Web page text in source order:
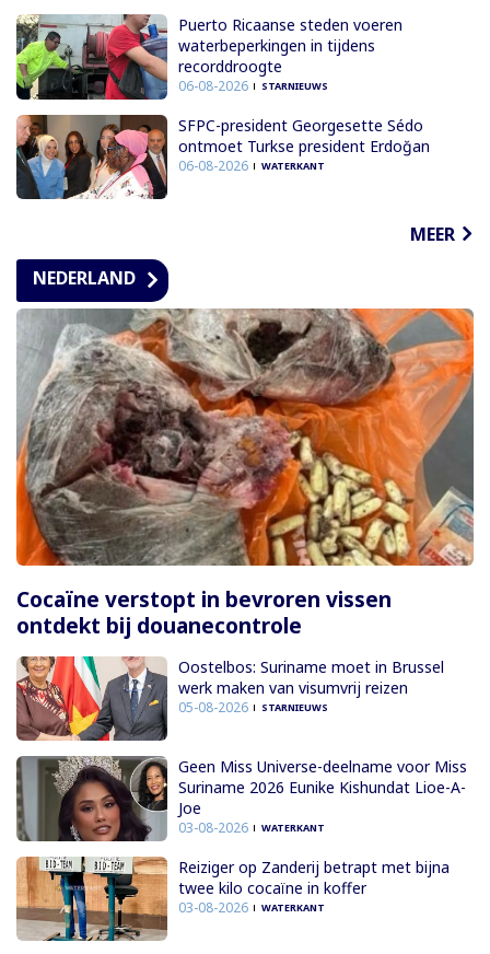
Puerto Ricaanse steden voeren
waterbeperkingen in tijdens
recorddroogte
06-08-2026 STARNIEUWS
SFPC-president Georgesette Sédo
ontmoet Turkse president Erdoğan
06-08-2026 WATERKANT
MEER
NEDERLAND
Cocaïne verstopt in bevroren vissen
ontdekt bij douanecontrole
Oostelbos: Suriname moet in Brussel
werk maken van visumvrij reizen
05-08-2026 STARNIEUWS
Geen Miss Universe-deelname voor Miss
Suriname 2026 Eunike Kishundat Lioe-A-
Joe
03-08-2026 WATERKANT
Reiziger op Zanderij betrapt met bijna
twee kilo cocaïne in koffer
03-08-2026 WATERKANT